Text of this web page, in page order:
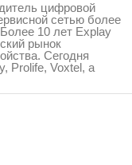
цифровой
сетью более
10 лет Explay
рынок
Сегодня
Prolife, Voxtel, а